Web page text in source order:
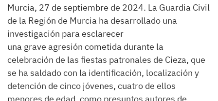
Murcia, 27 de septiembre de 2024. La Guardia Civil
de la Región de Murcia ha desarrollado una
investigación para esclarecer
una grave agresión cometida durante la
celebración de las fiestas patronales de Cieza, que
se ha saldado con la identificación, localización y
detención de cinco jóvenes, cuatro de ellos